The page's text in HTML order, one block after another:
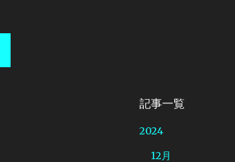
記事一覧
2024
12月